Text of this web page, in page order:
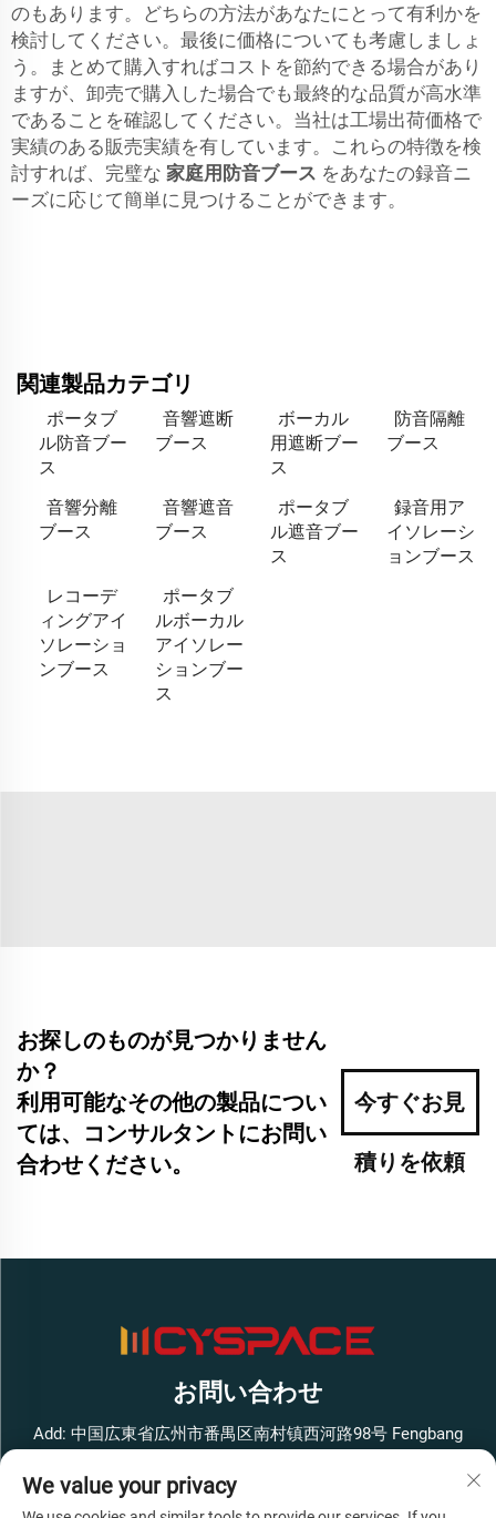
のもあります。どちらの方法があなたにとって有利かを
検討してください。最後に価格についても考慮しましょ
う。まとめて購入すればコストを節約できる場合があり
ますが、卸売で購入した場合でも最終的な品質が高水準
であることを確認してください。当社は工場出荷価格で
実績のある販売実績を有しています。これらの特徴を検
討すれば、完璧な 家庭用防音ブース をあなたの録音ニ
ーズに応じて簡単に見つけることができます。
関連製品カテゴリ
ポータブ
ル防音ブー
ス
音響遮断
ブース
ボーカル
用遮断ブー
ス
防音隔離
ブース
音響分離
ブース
音響遮音
ブース
ポータブ
ル遮音ブー
ス
録音用ア
イソレーシ
ョンブース
レコーデ
ィングアイ
ソレーショ
ンブース
ポータブ
ルボーカル
アイソレー
ションブー
ス
お探しのものが見つかりません
か？
利用可能なその他の製品につい
ては、コンサルタントにお問い
合わせください。
今すぐお見
積りを依頼
お問い合わせ
Add: 中国広東省広州市番禺区南村镇西河路98号 Fengbang
電話番号： +86-13316062192
We value your privacy